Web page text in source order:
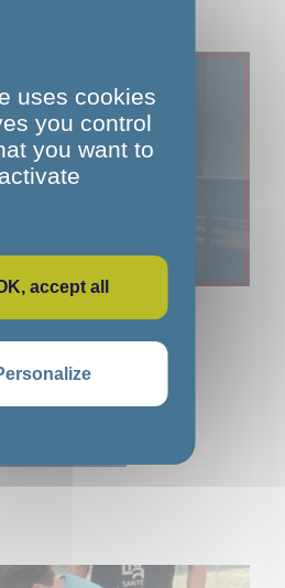
: les réalités
qualifiante
uses cookies
you control
you want to
activate
accept all